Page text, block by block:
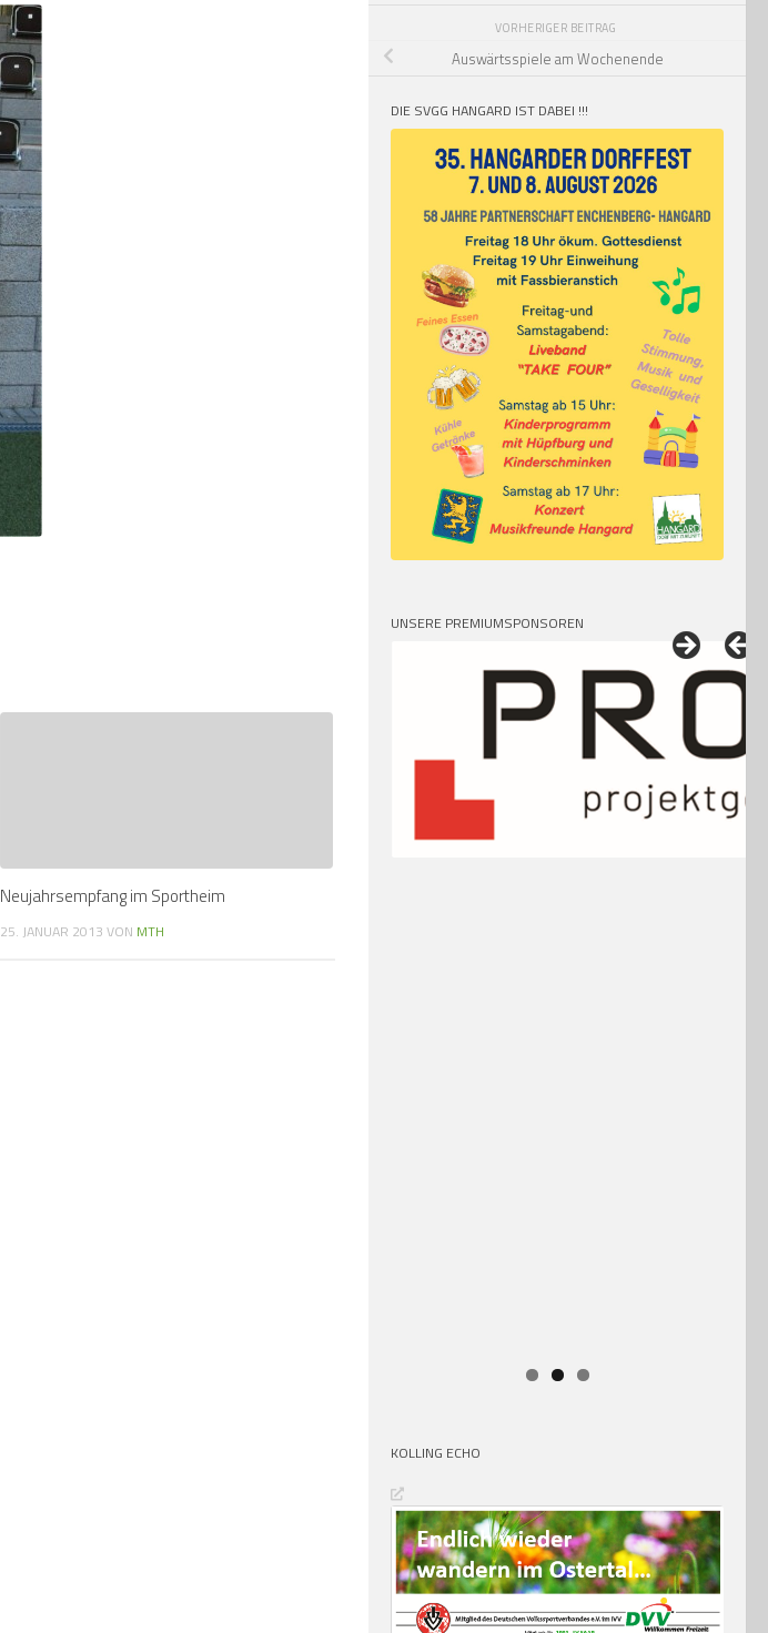
Neujahrsempfang im Sportheim
25. JANUAR 2013 VON MTH
VORHERIGER BEITRAG
Auswärtsspiele am Wochenende
DIE SVGG HANGARD IST DABEI !!!
UNSERE PREMIUMSPONSOREN
KOLLING ECHO